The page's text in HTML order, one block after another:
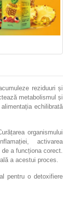
reziduuri și
metabolismul și
echilibrată
organismului
activarea
a funcționa corect.
a acestui proces.
pentru o detoxifiere